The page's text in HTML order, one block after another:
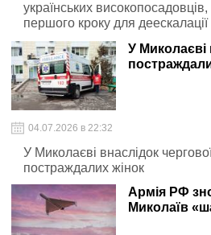
українських
першого кроку для
двосторонніх відносинах
У Миколаєві
04.07.2026 в 22:32
У Миколаєві внаслідок
постраждалих жінок
Армія РФ
Миколаїв